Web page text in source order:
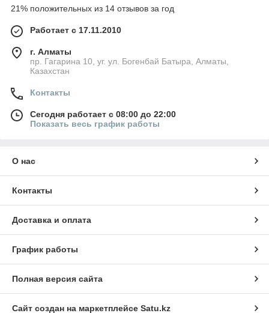
21% положительных из 14 отзывов за год
Работает с 17.11.2010
г. Алматы
пр. Гагарина 10, уг. ул. Богенбай Батыра, Алматы,
Казахстан
Контакты
Сегодня работает с 08:00 до 22:00
Показать весь график работы
О нас
Контакты
Доставка и оплата
График работы
Полная версия сайта
Сайт создан на маркетплейсе Satu.kz